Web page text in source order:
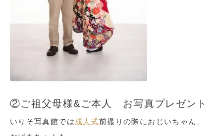
②ご祖父母様&ご本人 お写真プレゼント
いりそ写真館では 成人式前撮りの際におじいちゃん、